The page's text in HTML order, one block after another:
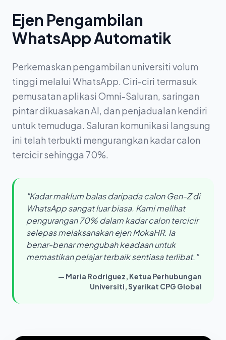
Ejen Pengambilan
WhatsApp Automatik
Perkemaskan pengambilan universiti volum
tinggi melalui WhatsApp. Ciri-ciri termasuk
pemusatan aplikasi Omni-Saluran, saringan
pintar dikuasakan AI, dan penjadualan kendiri
untuk temuduga. Saluran komunikasi langsung
ini telah terbukti mengurangkan kadar calon
tercicir sehingga 70%.
"Kadar maklum balas daripada calon Gen-Z di
WhatsApp sangat luar biasa. Kami melihat
pengurangan 70% dalam kadar calon tercicir
selepas melaksanakan ejen MokaHR. Ia
benar-benar mengubah keadaan untuk
memastikan pelajar terbaik sentiasa terlibat."
— Maria Rodriguez, Ketua Perhubungan
Universiti, Syarikat CPG Global